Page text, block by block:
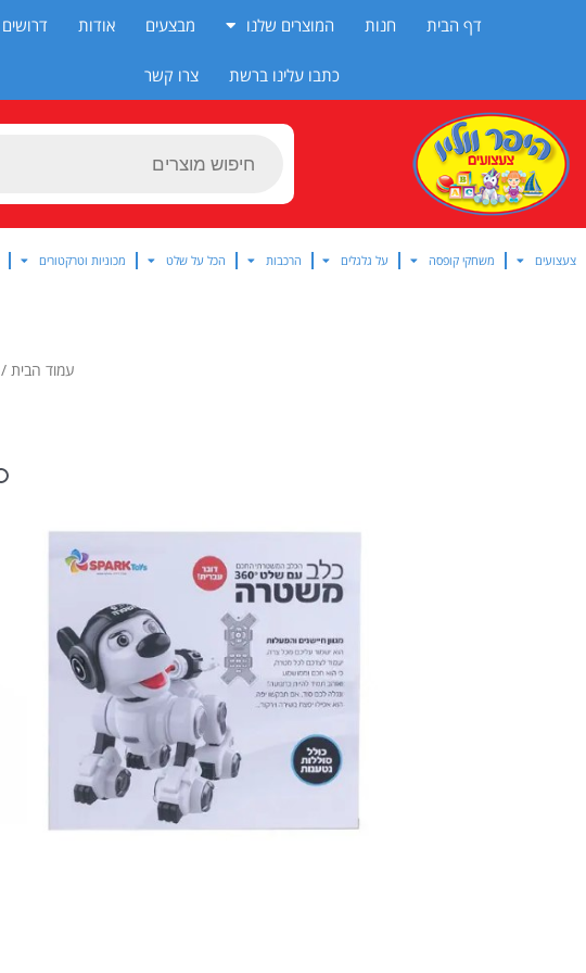
דף הבית חנות המוצרים שלנו מבצעים אודות דרושים
כתבו עלינו ברשת צרו קשר
Products
צעצועים משחקי קופסה על גלגלים הרכבות הכל על שלט מכוניות וטרקטורים
עמוד הבית /